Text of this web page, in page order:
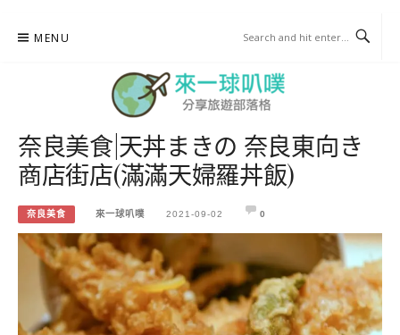
MENU
來一球叭噗
分享日本自助部落格
奈良美食|天丼まきの 奈良東向き
商店街店(滿滿天婦羅丼飯)
奈良美食 來一球叭噗 2021-09-02 0